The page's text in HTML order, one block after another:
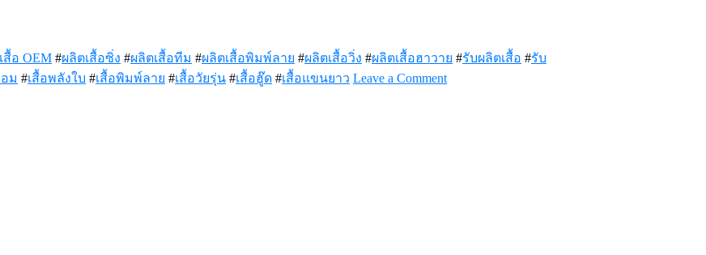
ทีม
สื้อ OEM #ผลิตเสื้อซิ่ง #ผลิตเสื้อทีม #ผลิตเสื้อพิมพ์ลาย #ผลิตเสื้อวิ่ง #ผลิตเสื้อฮาวาย #รับผลิตเสื้อ #รับ
ม #เสื้อพลังใบ #เสื้อพิมพ์ลาย #เสื้อวัยรุ่น #เสื้อฮู๊ด #เสื้อแขนยาว Leave a Commenton
Ksubdesign